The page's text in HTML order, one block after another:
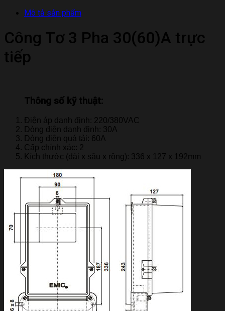
Mô tả sản phẩm
Công Tơ 3 Pha 30(60)A trực
tiếp
Thông số kỹ thuật:
Điện áp danh định: 220/380VAC
Dòng điện danh định: 30A
Dòng điện quá tải: 60A
Cấp chính xác: 2
Kích thước (dài x sâu x rộng): 336 x 127 x 192mm